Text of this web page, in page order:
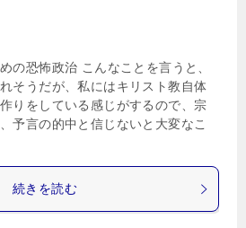
の恐怖政治 こんなことを言うと、
そうだが、私にはキリスト教自体
りをしている感じがするので、宗
予言の的中と信じないと大変なこ
続きを読む